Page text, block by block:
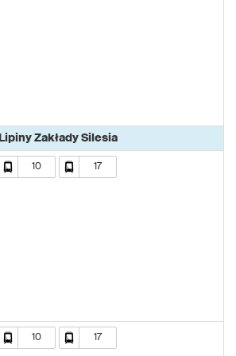
Lipiny Zakłady Silesia
10 17
10 17